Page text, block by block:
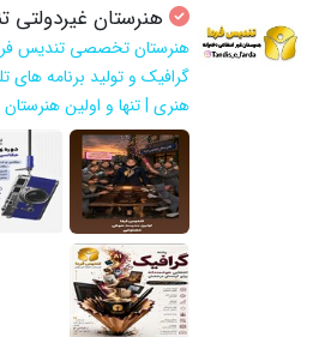
هنرستان غیردولتی
هنرستان تخصصی تندیس
گرافیک و تولید برنامه های
هنری | تنها و اولین